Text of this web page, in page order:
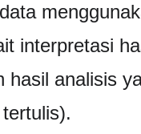
interpretasi
hasil analisis